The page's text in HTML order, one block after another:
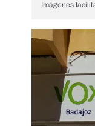
Imágenes